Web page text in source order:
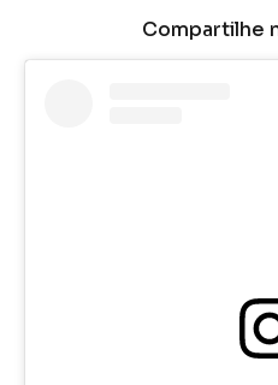
Compartilhe